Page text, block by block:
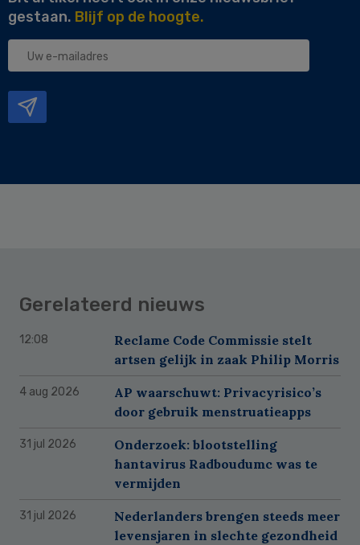
gestaan. Blijf op de hoogte.
Uw
Gerelateerd nieuws
12:08
Reclame Code Commissie stelt
artsen gelijk in zaak Philip Morris
4 aug 2026
AP waarschuwt: Privacyrisico’s
door gebruik menstruatieapps
31 jul 2026
Onderzoek: blootstelling
hantavirus Radboudumc was te
vermijden
31 jul 2026
Nederlanders brengen steeds meer
levensjaren in slechte gezondheid